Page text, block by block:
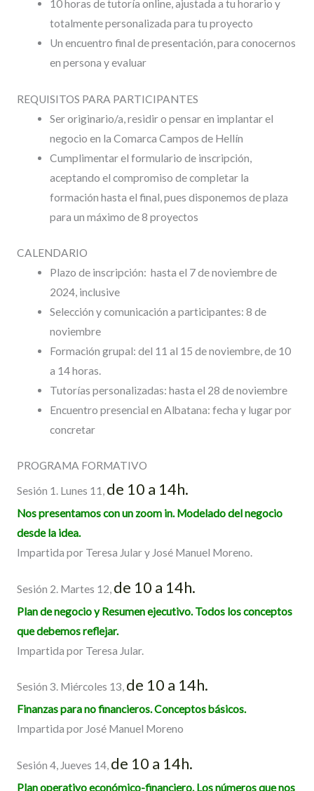
10 horas de tutoría online, ajustada a tu horario y
totalmente personalizada para tu proyecto
Un encuentro final de presentación, para conocernos
en persona y evaluar
REQUISITOS PARA PARTICIPANTES
Ser originario/a, residir o pensar en implantar el
negocio en la Comarca Campos de Hellín
Cumplimentar el formulario de inscripción,
aceptando el compromiso de completar la
formación hasta el final, pues disponemos de plaza
para un máximo de 8 proyectos
CALENDARIO
Plazo de inscripción: hasta el 7 de noviembre de
2024, inclusive
Selección y comunicación a participantes: 8 de
noviembre
Formación grupal: del 11 al 15 de noviembre, de 10
a 14 horas.
Tutorías personalizadas: hasta el 28 de noviembre
Encuentro presencial en Albatana: fecha y lugar por
concretar
PROGRAMA FORMATIVO
Sesión 1. Lunes 11, de 10 a 14h.
Nos presentamos con un zoom in. Modelado del negocio
desde la idea.
Impartida por Teresa Jular y José Manuel Moreno.
Sesión 2. Martes 12, de 10 a 14h.
Plan de negocio y Resumen ejecutivo. Todos los conceptos
que debemos reflejar.
Impartida por Teresa Jular.
Sesión 3. Miércoles 13, de 10 a 14h.
Finanzas para no financieros. Conceptos básicos.
Impartida por José Manuel Moreno
Sesión 4, Jueves 14, de 10 a 14h.
Plan operativo económico-financiero. Los números que nos